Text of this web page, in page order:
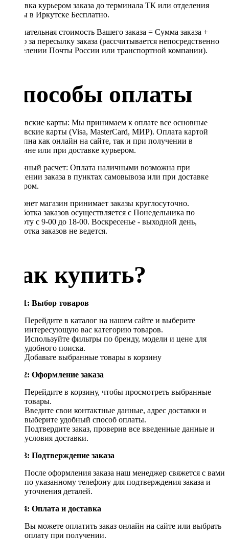
Доставка курьером заказа до терминала ТК или отделения
Почты в Иркутске Бесплатно.
Окончательная стоимость Вашего заказа = Сумма заказа +
Тариф за пересылку заказа (рассчитывается непосредственно
в отделении Почты России или транспортной компании).
Способы оплаты
Банковские карты: Мы принимаем к оплате все основные
банковские карты (Visa, MasterCard, МИР). Оплата картой
доступна как онлайн на сайте, так и при получении в
магазине или при доставке курьером.
Наличный расчет: Оплата наличными возможна при
получении заказа в пунктах самовывоза или при доставке
курьером.
Интернет магазин принимает заказы круглосуточно.
Обработка заказов осуществляется с Понедельника по
Субботу с 9-00 до 18-00. Воскресенье - выходной день,
обработка заказов не ведется.
Как купить?
Шаг 1: Выбор товаров
Перейдите в каталог на нашем сайте и выберите
интересующую вас категорию товаров.
Используйте фильтры по бренду, модели и цене для
удобного поиска.
Добавьте выбранные товары в корзину
Шаг 2: Оформление заказа
Перейдите в корзину, чтобы просмотреть выбранные
товары.
Введите свои контактные данные, адрес доставки и
выберите удобный способ оплаты.
Подтвердите заказ, проверив все введенные данные и
условия доставки.
Шаг 3: Подтверждение заказа
После оформления заказа наш менеджер свяжется с вами
по указанному телефону для подтверждения заказа и
уточнения деталей.
Шаг 4: Оплата и доставка
Вы можете оплатить заказ онлайн на сайте или выбрать
оплату при получении.